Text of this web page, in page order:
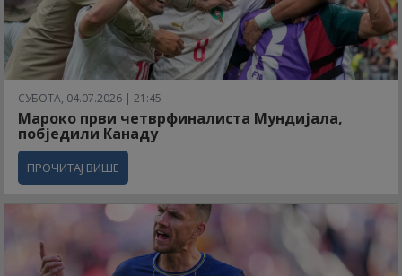
СУБОТА, 04.07.2026 | 21:45
Мароко први четврфиналиста Мундијала,
побједили Канаду
ПРОЧИТАЈ ВИШЕ